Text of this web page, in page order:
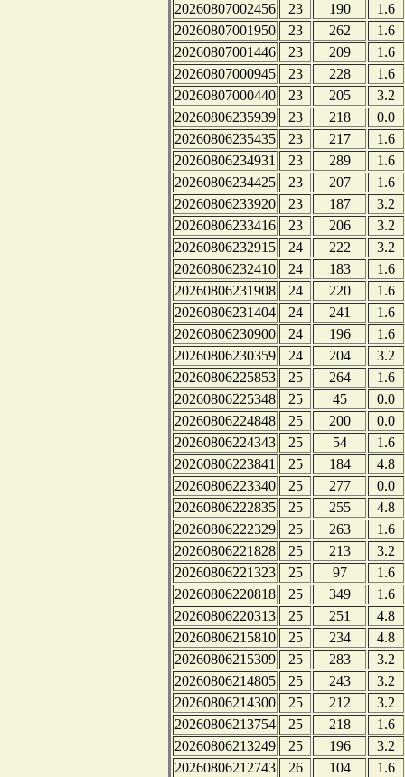
20260807002456
23 190
1.6
20260807001950
23 262
1.6
20260807001446
23 209
1.6
20260807000945
23 228
1.6
20260807000440
23 205
3.2
20260806235939
23 218
0.0
20260806235435
23 217
1.6
20260806234931
23 289
1.6
20260806234425
23 207
1.6
20260806233920
23 187
3.2
20260806233416
23 206
3.2
20260806232915
24 222
3.2
20260806232410
24 183
1.6
20260806231908
24 220
1.6
20260806231404
24 241
1.6
20260806230900
24 196
1.6
20260806230359
24 204
3.2
20260806225853
25 264
1.6
20260806225348
25 45
0.0
20260806224848
25 200
0.0
20260806224343
25 54
1.6
20260806223841
25 184
4.8
20260806223340
25 277
0.0
20260806222835
25 255
4.8
20260806222329
25 263
1.6
20260806221828
25 213
3.2
20260806221323
25 97
1.6
20260806220818
25 349
1.6
20260806220313
25 251
4.8
20260806215810
25 234
4.8
20260806215309
25 283
3.2
20260806214805
25 243
3.2
20260806214300
25 212
3.2
20260806213754
25 218
1.6
20260806213249
25 196
3.2
20260806212743
26 104 1.6